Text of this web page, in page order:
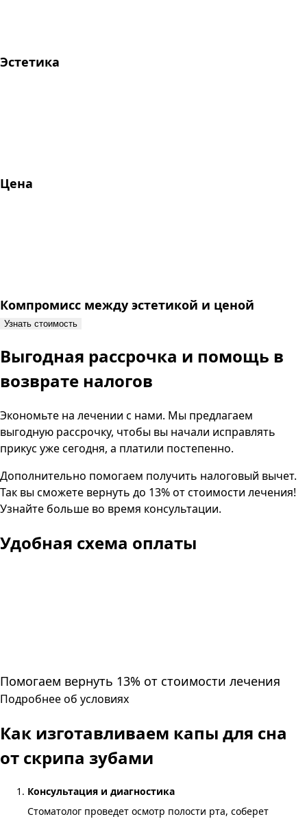
Эстетика
Цена
Компромисс между эстетикой и ценой
Узнать стоимость
Выгодная рассрочка и помощь в
возврате налогов
Экономьте на лечении с нами. Мы предлагаем
выгодную рассрочку, чтобы вы начали исправлять
прикус уже сегодня, а платили постепенно.
Дополнительно помогаем получить налоговый вычет.
Так вы сможете вернуть до 13% от стоимости лечения!
Узнайте больше во время консультации.
Удобная схема оплаты
Помогаем вернуть 13% от стоимости лечения
Подробнее об условиях
Как изготавливаем капы для сна
от скрипа зубами
Консультация и диагностика
Стоматолог проведет осмотр полости рта, соберет